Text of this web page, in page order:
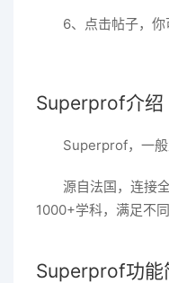
6、点击帖子，你
Superprof介绍
Superprof，一
源自法国，连接
1000+学科，满足不
Superprof功能